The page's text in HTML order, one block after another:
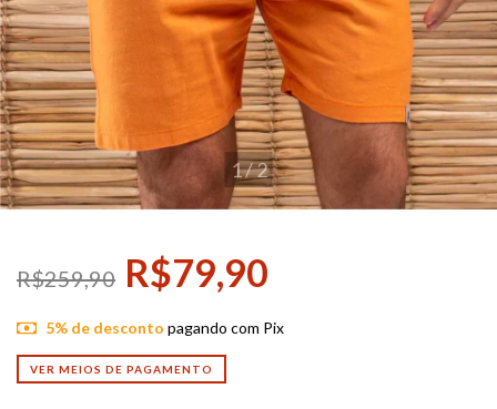
1/2
R$259,90 R$79,90
5% de desconto pagando com Pix
VER MEIOS DE PAGAMENTO